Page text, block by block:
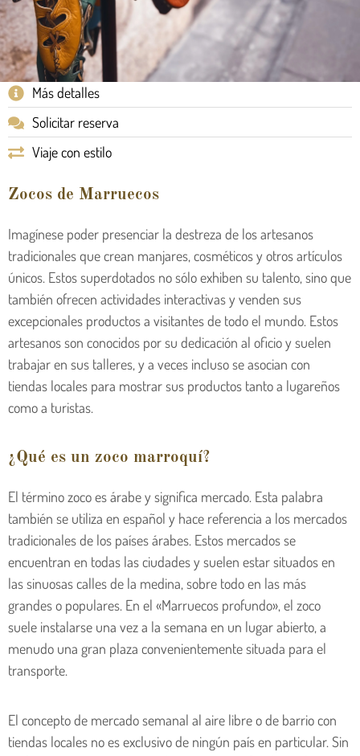
Más detalles
Solicitar reserva
Viaje con estilo
Zocos de Marruecos
Imagínese poder presenciar la destreza de los artesanos
tradicionales que crean manjares, cosméticos y otros artículos
únicos. Estos superdotados no sólo exhiben su talento, sino que
también ofrecen actividades interactivas y venden sus
excepcionales productos a visitantes de todo el mundo. Estos
artesanos son conocidos por su dedicación al oficio y suelen
trabajar en sus talleres, y a veces incluso se asocian con
tiendas locales para mostrar sus productos tanto a lugareños
como a turistas.
¿Qué es un zoco marroquí?
El término zoco es árabe y significa mercado. Esta palabra
también se utiliza en español y hace referencia a los mercados
tradicionales de los países árabes. Estos mercados se
encuentran en todas las ciudades y suelen estar situados en
las sinuosas calles de la medina, sobre todo en las más
grandes o populares. En el «Marruecos profundo», el zoco
suele instalarse una vez a la semana en un lugar abierto, a
menudo una gran plaza convenientemente situada para el
transporte.
El concepto de mercado semanal al aire libre o de barrio con
tiendas locales no es exclusivo de ningún país en particular. Sin